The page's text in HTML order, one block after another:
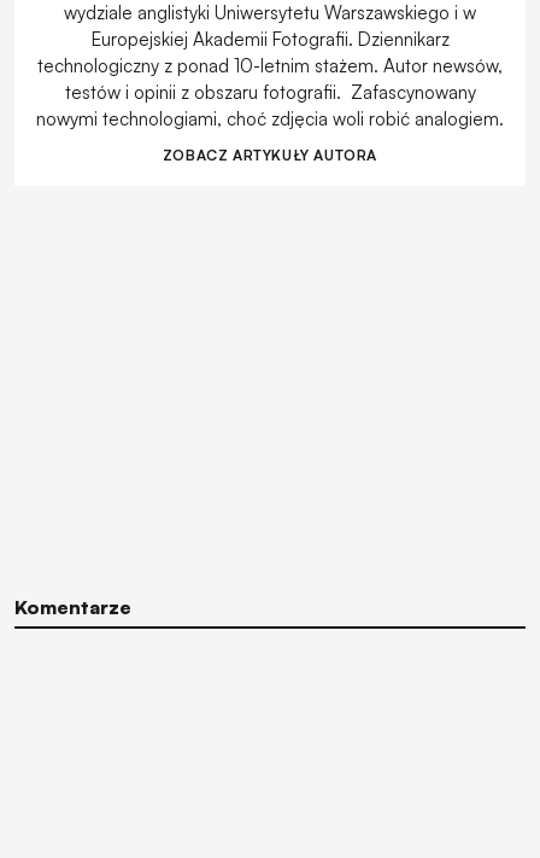
wydziale anglistyki Uniwersytetu Warszawskiego i w
Europejskiej Akademii Fotografii. Dziennikarz
technologiczny z ponad 10-letnim stażem. Autor newsów,
testów i opinii z obszaru fotografii. Zafascynowany
nowymi technologiami, choć zdjęcia woli robić analogiem.
ZOBACZ ARTYKUŁY AUTORA
Komentarze